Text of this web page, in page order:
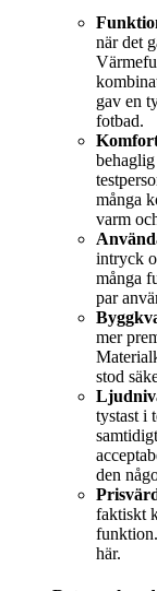
när det
gav en
fotbad.
många
varm
intryck
många
par
mer
stod
tystast i
den
faktiskt
här.